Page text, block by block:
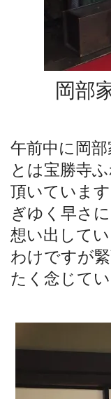
岡部
午前中に岡
とは宝勝寺
頂いていま
ぎゆく早さ
想い出してい
わけですが
たく念じて